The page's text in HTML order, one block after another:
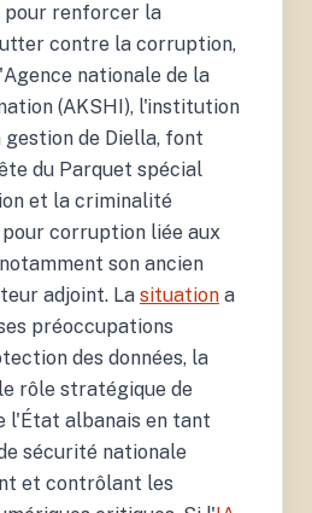
pour renforcer la
contre la corruption,
nationale de la
(AKSHI), l'institution
gestion de Diella, font
du Parquet spécial
et la criminalité
pour corruption liée aux
son ancien
adjoint. La situation a
préoccupations
des données, la
rôle stratégique de
l'État albanais en tant
sécurité nationale
et contrôlant les